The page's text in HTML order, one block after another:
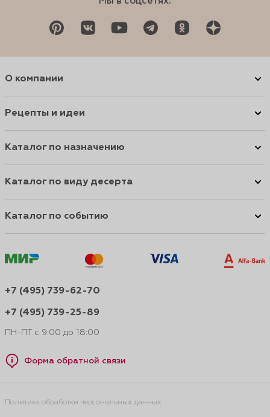
О компании
Рецепты и идеи
Каталог по назначению
Каталог по виду десерта
Каталог по событию
+7 (495) 739-62-70
+7 (495) 739-25-89
ПН-ПТ с 9:00 до 18:00
Форма обратной связи
Политика обработки персональных данных